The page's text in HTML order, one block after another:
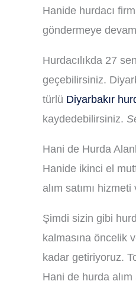
Hanide hurdacı
göndermeye
Hurdacılıkda 27
geçebilirsiniz.
türlü Diyarbakır
kaydedebilirsiniz.
Hani de Hurda
Hanide ikinci el
alım satımı
Şimdi sizin gibi
kalmasına öncelik
kadar getiriyoruz.
Hani de hurda